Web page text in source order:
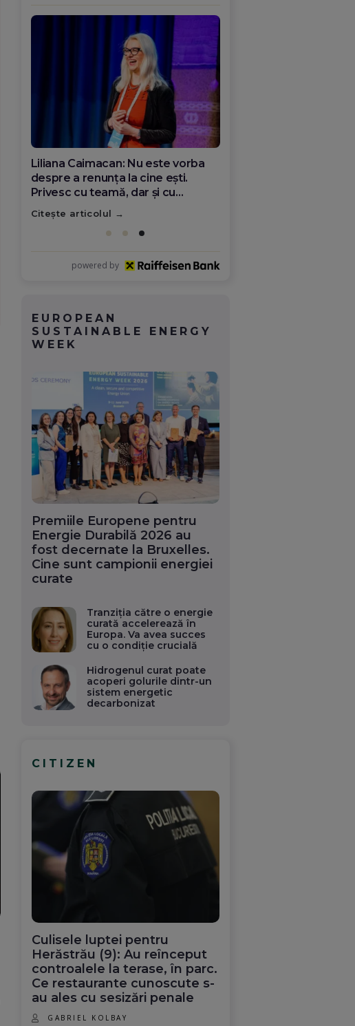
Diana Olar, românca de la Google
care demonstrează că diaspora
poate schimba România
Citește articolul
powered by
EUROPEAN
SUSTAINABLE ENERGY
WEEK
Premiile Europene pentru
Energie Durabilă 2026 au
fost decernate la Bruxelles.
Cine sunt campionii energiei
curate
Tranziția către o energie
curată accelerează în
Europa. Va avea succes
cu o condiție crucială
Hidrogenul curat poate
acoperi golurile dintr-un
sistem energetic
decarbonizat
CITIZEN
Culisele luptei pentru
Herăstrău (9): Au reînceput
controalele la terase, în parc.
Ce restaurante cunoscute s-
au ales cu sesizări penale
GABRIEL KOLBAY